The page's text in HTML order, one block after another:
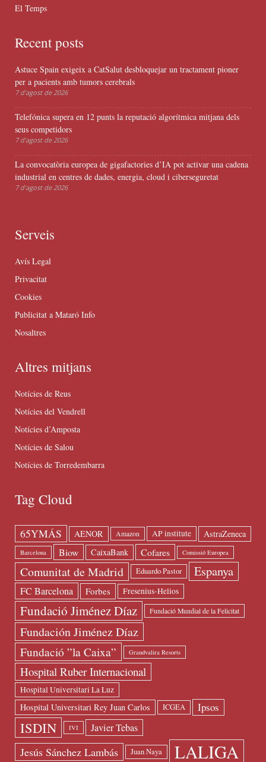
El Temps
Recent posts
Astuce Spain exigeix a CatSalut desbloquejar un tractament pioner
per a pacients amb tumors cerebrals
7 d'agost de 2026
Telefónica supera en 12 punts la reputació algorítmica mitjana dels
seus competidors
7 d'agost de 2026
La convocatòria europea de gigafactories d’IA pot activar una cadena
industrial en centres de dades, energia, cloud i ciberseguretat
7 d'agost de 2026
Serveis
Avís Legal
Privacitat
Cookies
Publicitat a Mataró Info
Nosaltres
Altres mitjans
Notícies de Reus
Notícies del Vendrell
Notícies d’Amposta
Notícies de Salou
Notícies de Torredembarra
Tag Cloud
65YMÁS AENOR Amazon AP institute AstraZeneca
Barcelona Biow CaixaBank Cofares Comissió Europea
Comunitat de Madrid Eduardo Pastor Espanya
FC Barcelona Forbes Fresenius-Helios
Fundació Jiménez Díaz Fundació Mundial de la Felicitat
Fundación Jiménez Díaz
Fundació ”la Caixa” Grandvalira Resorts
Hospital Ruber Internacional
Hospital Universitari La Luz
Hospital Universitari Rey Juan Carlos ICGEA Ipsos
ISDIN IVI Javier Tebas
Jesús Sánchez Lambás Juan Naya LALIGA